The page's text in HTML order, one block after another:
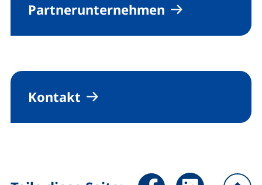
Partnerunternehmen
Kontakt
Seite über Facebook teilen
Seite über